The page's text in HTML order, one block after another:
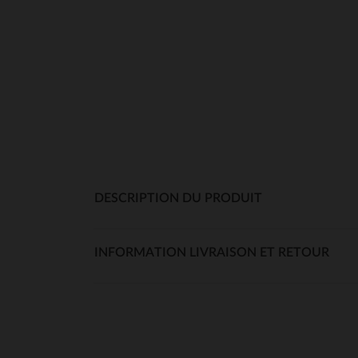
DESCRIPTION DU PRODUIT
INFORMATION LIVRAISON ET RETOUR